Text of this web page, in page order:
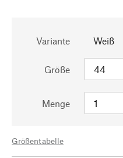
Variante Weiß
Größe
Menge
Größentabelle